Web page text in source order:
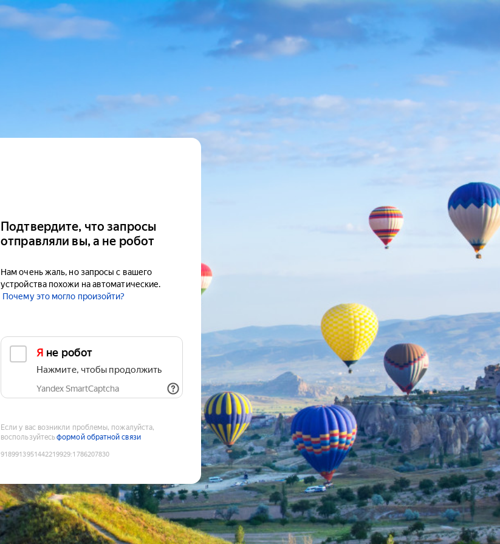
Подтвердите, что запросы
отправляли вы, а не робот
Нам очень жаль, но запросы с вашего
устройства похожи на автоматические.
Почему это могло произойти?
Я не робот
Нажмите, чтобы продолжить
Yandex SmartCaptcha
Если у вас возникли проблемы, пожалуйста,
воспользуйтесьформой обратной связи
9189913951442219929:1786207830